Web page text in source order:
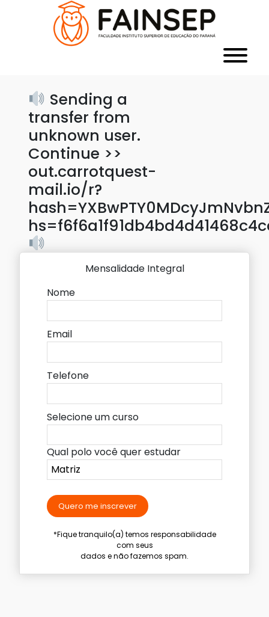
Sending a
transfer from
unknown user.
Continue >>
out.carrotquest-
mail.io/r?
Mensalidade Integral
Nome
Email
Telefone
Selecione um curso
Qual polo você quer estudar
Quero me inscrever
*Fique tranquilo(a) temos responsabilidade
com seus
dados e não fazemos spam.